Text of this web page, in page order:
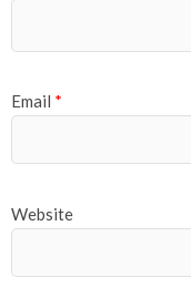
Email *
Website